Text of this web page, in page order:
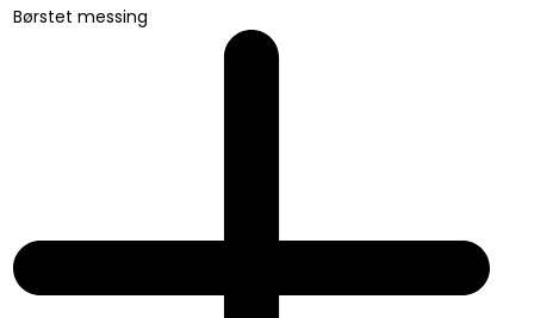
Børstet messing